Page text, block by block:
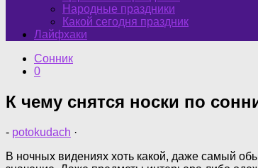
Народные праздники
Какой сегодня праздник
Лайфхаки
Сонник
0
К чему снятся носки по
- potokudach ·
В ночных видениях хоть какой, даже самый